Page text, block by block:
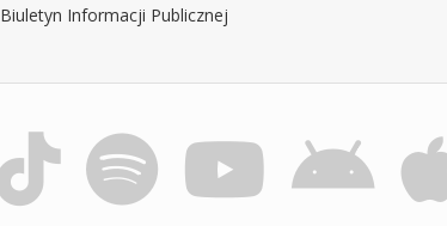
Biuletyn Informacji Publicznej